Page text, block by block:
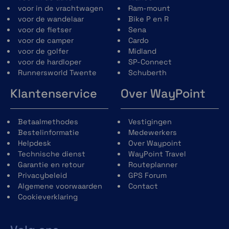
L
59 - 63 cm
Specificaties
voering
kinband
Spreektijd: tot 12 uur
Gebruikstemperatuur: -10˚C - 55˚C
gewicht: 380 gram
Bluetooth
Bluetooth 4.1
Headset Profiel (HSP)
voor in de vrachtwagen
voor de wandelaar
voor de fietser
voor de camper
voor de golfer
voor de hardloper
Runnersworld Twente
Ram-mount
Bike P en R
Sena
Cardo
Midland
SP-Connect
Schuberth
Klantenservice
Betaalmethodes
Bestelinformatie
Helpdesk
Technische dienst
Garantie en retour
Privacybeleid
Algemene voorwaarden
Cookieverklaring
Over WayPoint
Vestigingen
Medewerkers
Over Waypoint
WayPoint Travel
Routeplanner
GPS Forum
Contact